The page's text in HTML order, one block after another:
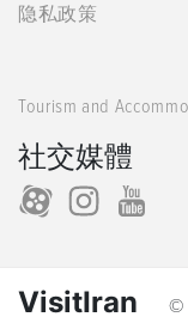
隐私政策
Tourism and
社交媒體
VisitIran ©